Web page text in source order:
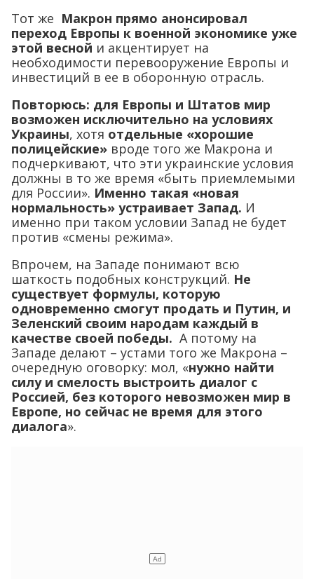
Тот же Макрон прямо анонсировал
переход Европы к военной экономике уже
этой весной и акцентирует на
необходимости перевооружение Европы и
инвестиций в ее в оборонную отрасль.
Повторюсь: для Европы и Штатов мир
возможен исключительно на условиях
Украины, хотя отдельные «хорошие
полицейские» вроде того же Макрона и
подчеркивают, что эти украинские условия
должны в то же время «быть приемлемыми
для России». Именно такая «новая
нормальность» устраивает Запад. И
именно при таком условии Запад не будет
против «смены режима».
Впрочем, на Западе понимают всю
шаткость подобных конструкций. Не
существует формулы, которую
одновременно смогут продать и Путин, и
Зеленский своим народам каждый в
качестве своей победы. А потому на
Западе делают – устами того же Макрона –
очередную оговорку: мол, «нужно найти
силу и смелость выстроить диалог с
Россией, без которого невозможен мир в
Европе, но сейчас не время для этого
диалога».